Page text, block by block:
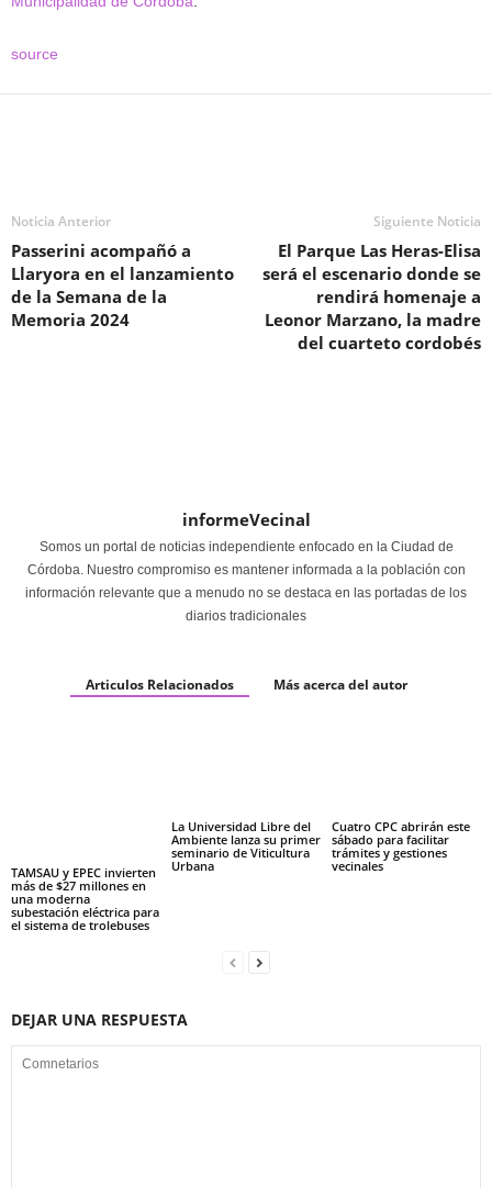
source
Noticia Anterior
Passerini acompañó a
Llaryora en el lanzamiento
de la Semana de la
Memoria 2024
Siguiente Noticia
El Parque Las Heras-Elisa
será el escenario donde se
rendirá homenaje a
Leonor Marzano, la madre
del cuarteto cordobés
informeVecinal
Somos un portal de noticias independiente enfocado en la Ciudad de
Córdoba. Nuestro compromiso es mantener informada a la población con
información relevante que a menudo no se destaca en las portadas de los
diarios tradicionales
Articulos Relacionados Más acerca del autor
TAMSAU y EPEC invierten
más de $27 millones en
una moderna
subestación eléctrica para
el sistema de trolebuses
La Universidad Libre del
Ambiente lanza su primer
seminario de Viticultura
Urbana
Cuatro CPC abrirán este
sábado para facilitar
trámites y gestiones
vecinales
DEJAR UNA RESPUESTA